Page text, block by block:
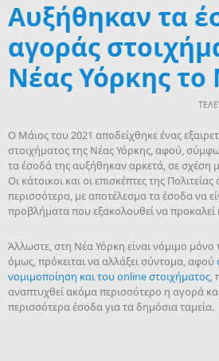
Αυξήθηκαν τα
αγοράς
Νέας Υόρκης το
Ο Μάιος του 2021 αποδείχθηκε ένας
στοιχήματος της Νέας Υόρκης, αφού,
τα έσοδά της αυξήθηκαν αρκετά, σε σχέση
Οι κάτοικοι και οι επισκέπτες της
περισσότερα, με αποτέλεσμα τα έσοδα να
προβλήματα που εξακολουθεί να προκαλεί
Άλλωστε, στη Νέα Υόρκη είναι νόμιμο μόνο
όμως, πρόκειται να αλλάξει σύντομα, αφού
νομιμοποίηση και του online στοιχήματος,
αναπτυχθεί ακόμα περισσότερο η αγορά
περισσότερα έσοδα για τα δημόσια ταμεία.